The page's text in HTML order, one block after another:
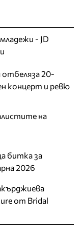
- JD
20-
концерт и ревю
на
битка за
2026
от Bridal